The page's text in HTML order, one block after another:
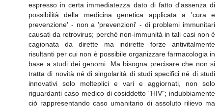
espresso in certa immediatezza dato di fatto d'assenza di
possibilità della medicina genetica applicata a 'cura e
prevenzione' - non a 'prevenzioni' - di problemi immunitari
causati da retrovirus; perché non-immunità in tali casi non è
cagionata da dirette ma indirette forze antivitalmente
risultanti per cui non è possibile organizzare farmacologia in
base a studi dei genomi. Ma bisogna precisare che non si
tratta di novità né di singolarità di studi specifici né di studi
innovativi solo molteplici e vari e aggiornati, non solo
riguardanti caso medico di cosiddetto "HIV"; indubbiamente
ciò rappresentando caso umanitario di assoluto rilievo ma